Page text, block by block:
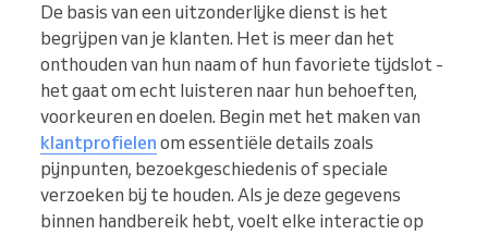
De basis van een uitzonderlijke dienst is het
begrijpen van je klanten. Het is meer dan het
onthouden van hun naam of hun favoriete tijdslot -
het gaat om echt luisteren naar hun behoeften,
voorkeuren en doelen. Begin met het maken van
klantprofielen om essentiële details zoals
pijnpunten, bezoekgeschiedenis of speciale
verzoeken bij te houden. Als je deze gegevens
binnen handbereik hebt, voelt elke interactie op